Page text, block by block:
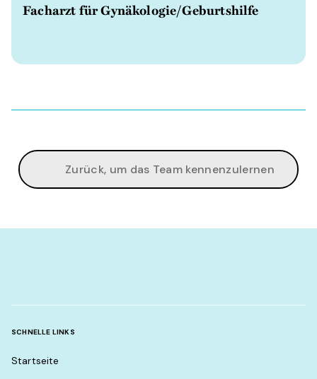
Facharzt für Gynäkologie/Geburtshilfe
Zurück, um das Team kennenzulernen
SCHNELLE LINKS
Startseite